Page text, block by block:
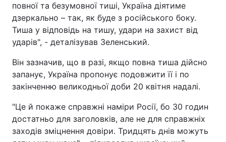
повної та безумовної тиші, Україна діятиме
дзеркально – так, як буде з російського боку.
Тиша у відповідь на тишу, удари на захист від
ударів", - деталізував Зеленський.
Він зазначив, що в разі, якщо повна тиша дійсно
запанує, Україна пропонує подовжити її і по
закінченню великодньої доби 20 квітня надалі.
"Це й покаже справжні наміри Росії, бо 30 годин
достатньо для заголовків, але не для справжніх
заходів зміцнення довіри. Тридцять днів можуть